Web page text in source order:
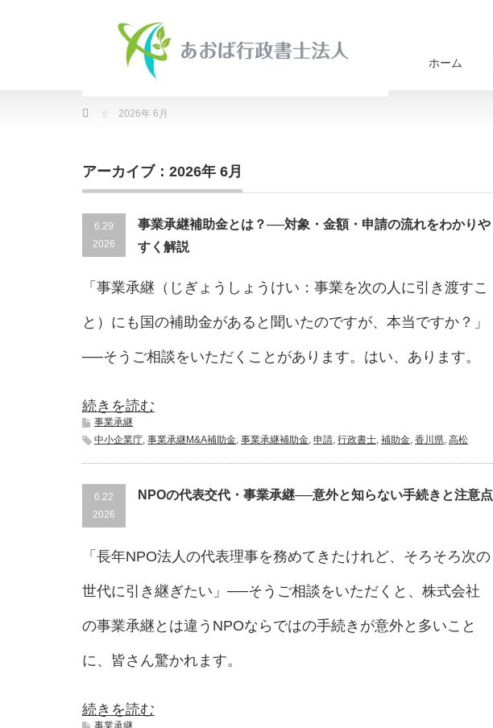
ホーム
Home 2026年 6月
アーカイブ：2026年 6月
6.29
2026
事業承継補助金とは？──対象・金額・申請の流れをわかりや
すく解説
「事業承継（じぎょうしょうけい：事業を次の人に引き渡すこ
と）にも国の補助金があると聞いたのですが、本当ですか？」
──そうご相談をいただくことがあります。はい、あります。
続きを読む
事業承継
中小企業庁, 事業承継M&A補助金, 事業承継補助金, 申請, 行政書士, 補助金, 香川県, 高松
6.22
2026
NPOの代表交代・事業承継──意外と知らない手続きと注意点
「長年NPO法人の代表理事を務めてきたけれど、そろそろ次の
世代に引き継ぎたい」──そうご相談をいただくと、株式会社
の事業承継とは違うNPOならではの手続きが意外と多いこと
に、皆さん驚かれます。
続きを読む
事業承継